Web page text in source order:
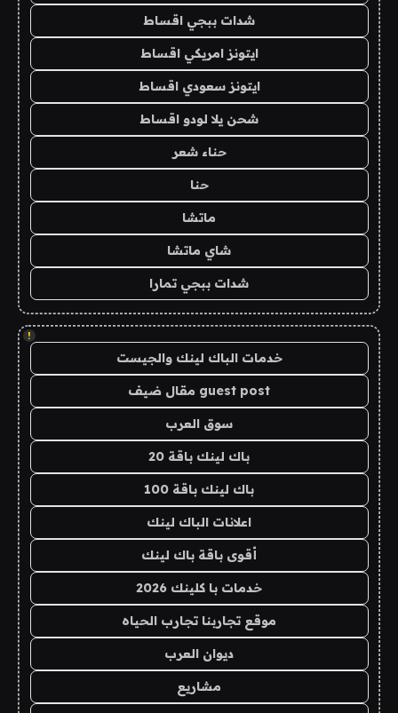
شدات ببجي اقساط
ايتونز امريكي اقساط
ايتونز سعودي اقساط
شحن يلا لودو اقساط
حناء شعر
حنا
ماتشا
شاي ماتشا
شدات ببجي تمارا
!
خدمات الباك لينك والجيست
guest post مقال ضيف
سوق العرب
باك لينك باقة 20
باك لينك باقة 100
اعلانات الباك لينك
أقوى باقة باك لينك
خدمات با كلينك 2026
موقع تجاربنا تجارب الحياه
ديوان العرب
مشاريع